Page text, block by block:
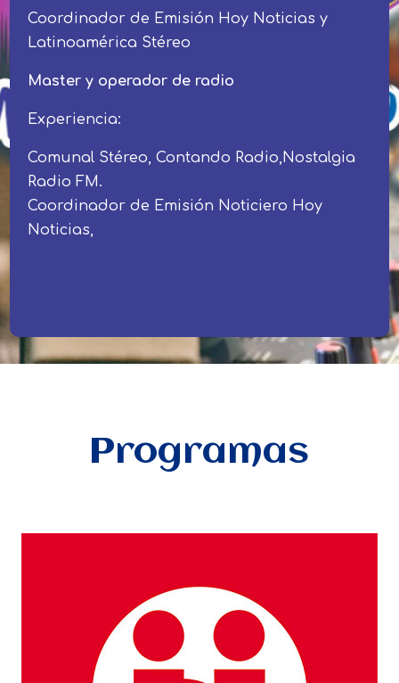
Coordinador de Emisión Hoy Noticias y
Latinoamérica Stéreo
Master y operador de radio
Experiencia:
Comunal Stéreo, Contando Radio,Nostalgia
Radio FM.
Coordinador de Emisión Noticiero Hoy
Noticias,
Programas